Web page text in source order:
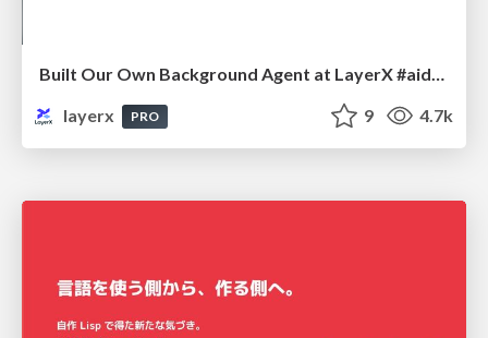
Built Our Own Background Agent at LayerX #aidevex_findy
layerx
PRO 9 4.7k